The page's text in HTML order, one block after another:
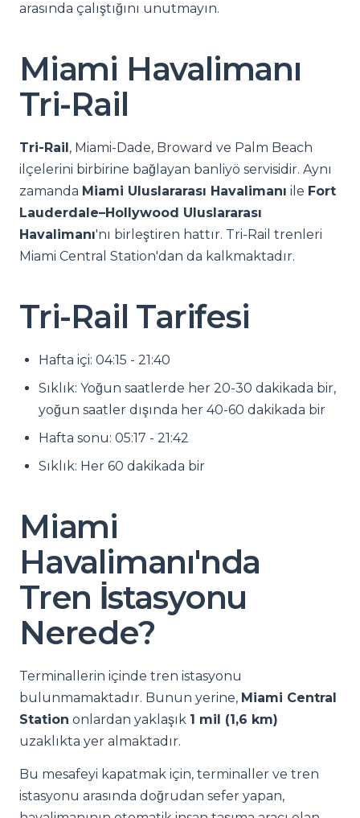
arasında çalıştığını unutmayın.
Miami Havalimanı
Tri-Rail
Tri-Rail, Miami-Dade, Broward ve Palm Beach
ilçelerini birbirine bağlayan banliyö servisidir. Aynı
zamanda Miami Uluslararası Havalimanı ile Fort
Lauderdale–Hollywood Uluslararası
Havalimanı'nı birleştiren hattır. Tri-Rail trenleri
Miami Central Station'dan da kalkmaktadır.
Tri-Rail Tarifesi
Hafta içi: 04:15 - 21:40
Sıklık: Yoğun saatlerde her 20-30 dakikada bir,
yoğun saatler dışında her 40-60 dakikada bir
Hafta sonu: 05:17 - 21:42
Sıklık: Her 60 dakikada bir
Miami
Havalimanı'nda
Tren İstasyonu
Nerede?
Terminallerin içinde tren istasyonu
bulunmamaktadır. Bunun yerine, Miami Central
Station onlardan yaklaşık 1 mil (1,6 km)
uzaklıkta yer almaktadır.
Bu mesafeyi kapatmak için, terminaller ve tren
istasyonu arasında doğrudan sefer yapan,